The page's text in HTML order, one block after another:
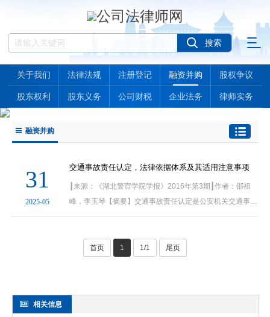
关于我们 法律法规 注册登记 融资并购 股权争议
股东权利 股东义务 公司财税 企业法务 律师实务
融资并购
31
2025-05
交通事故责任认定，法律依据体系及其适用注意事项
┃来源：《湖北警官学院学报》2016年第3期┃作者：邵祖
峰，李玉琴【摘要】交通事故责任认定是公安机关交通事故
认定的重要内容之一，其本质应当定性为证据性的确认行
首页
1 1/1 尾页
相关信息